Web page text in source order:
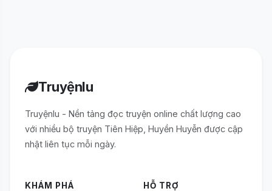
Truyệnlu
Truyệnlu - Nền tảng đọc truyện online chất lượng cao
với nhiều bộ truyện Tiên Hiệp, Huyền Huyễn được cập
nhật liên tục mỗi ngày.
KHÁM PHÁ HỖ TRỢ